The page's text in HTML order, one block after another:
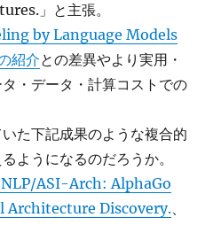
」と主張。
by Language Models
紹介との差異やより実用・
・データ・計算コストでの
た下記成果のような複合的
ようになるのだろうか。
ASI-Arch: AlphaGo
Discovery.、